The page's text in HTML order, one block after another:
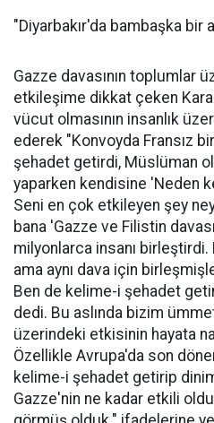
"Diyarbakır'da bambaşka bir
Gazze davasının toplumlar
etkileşime dikkat çeken
vücut olmasının insanlık
ederek "Konvoyda Fransız
şehadet getirdi, Müslüman
yaparken kendisine 'Neden
Seni en çok etkileyen şey
bana 'Gazze ve Filistin
milyonlarca insanı birleştirdi.
ama aynı dava için
Ben de kelime-i şehadet
dedi. Bu aslında bizim
üzerindeki etkisinin hayata
Özellikle Avrupa'da son
kelime-i şehadet getirip
Gazze'nin ne kadar etkili